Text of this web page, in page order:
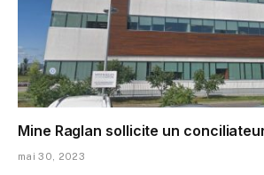
Mine Raglan sollicite un
mai 30, 2023